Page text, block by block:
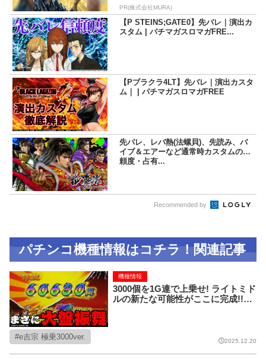
PR(株式会社MURA)
【P STEINS;GATE0】先バレ｜演出カ
スタム | パチマガスロマガFRE...
【Pブラクラ4LT】先バレ｜演出カスタ
ム｜ | パチマガスロマガFREE
先バレ、レバ熱(法螺貝)、先読み、バ
イブ＆エアーなど通常時カスタムの信
頼度・占有...
Recommended by
パチンコ機種情報はコチラ！関連記事
3000個を1G連で上乗せ! ライトミド
ルの新たな可能性がここに完成!!【e
機種情報
e吉宗 極乗3000ver. 2025.12.20